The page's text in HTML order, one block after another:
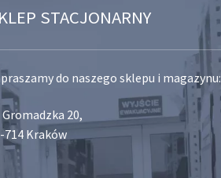
STACJONARNY
do naszego sklepu i magazynu:
Gromadzka 20,
714 Kraków